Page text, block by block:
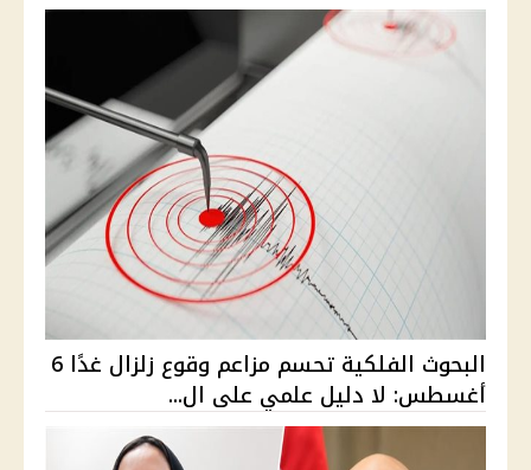
البحوث الفلكية تحسم مزاعم وقوع زلزال غدًا 6
أغسطس: لا دليل علمي على ال...